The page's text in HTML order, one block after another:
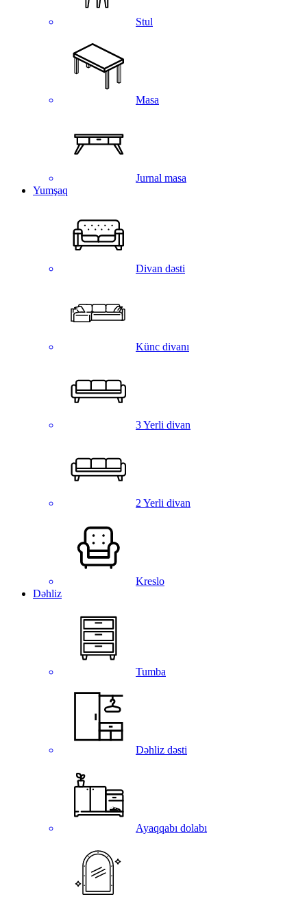
Stul
Masa
Jurnal masa
Yumşaq
Divan dəsti
Künc divanı
3 Yerli divan
2 Yerli divan
Kreslo
Dəhliz
Tumba
Dəhliz dəsti
Ayaqqabı dolabı